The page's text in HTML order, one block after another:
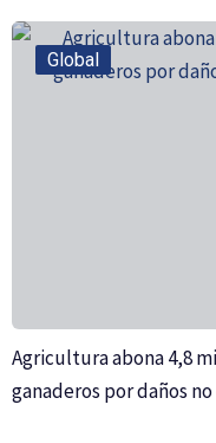
Global
Agricultura abona 4,8
ganaderos por daños